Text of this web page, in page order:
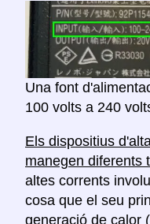
Una font
100 volts a 240
Els dispositius
manegen diferents
altes corrents
cosa que el seu
generació de calor